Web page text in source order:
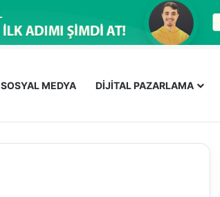
SOSYAL MEDYA DİJİTAL PAZARLAMA